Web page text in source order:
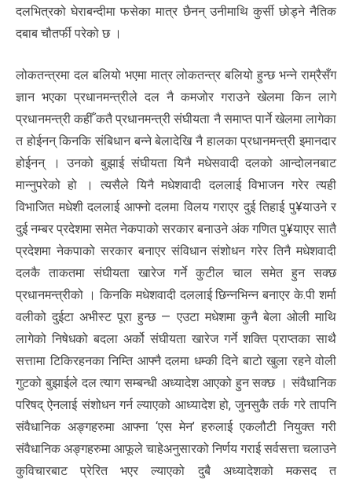
दलभित्रको घेराबन्दीमा फसेका मात्र छैनन् उनीमाथि कुर्सी छोड्ने नैतिक
दबाब चौतर्फी परेको छ ।
लोकतन्त्रमा दल बलियो भएमा मात्र लोकतन्त्र बलियो हुन्छ भन्ने राम्रैसँग
ज्ञान भएका प्रधानमन्त्रीले दल नै कमजोर गराउने खेलमा किन लागे
प्रधानमन्त्री कहीँ कतै प्रधानमन्त्री संघीयता नै समाप्त पार्ने खेलमा लागेका
त होईनन् किनकि संबिधान बन्ने बेलादेखि नै हालका प्रधानमन्त्री इमानदार
होईनन् । उनको बुझाई संघीयता यिनै मधेसवादी दलको आन्दोलनबाट
मान्नुपरेको हो । त्यसैले यिनै मधेशवादी दललाई विभाजन गरेर त्यही
विभाजित मधेशी दललाई आफ्नो दलमा विलय गराएर दुई तिहाई पु¥याउने र
दुई नम्बर प्रदेशमा समेत नेकपाको सरकार बनाउने अंक गणित पु¥याएर सातै
प्रदेशमा नेकपाको सरकार बनाएर संविधान संशोधन गरेर तिनै मधेशवादी
दलकै ताकतमा संघीयता खारेज गर्ने कुटील चाल समेत हुन सक्छ
प्रधानमन्त्रीको । किनकि मधेशवादी दललाई छिन्नभिन्न बनाएर के.पी शर्मा
वलीको दुईटा अभीस्ट पूरा हुन्छ — एउटा मधेशमा कुनै बेला ओली माथि
लागेको निषेधको बदला अर्को संघीयता खारेज गर्ने शक्ति प्राप्तका साथै
सत्तामा टिकिरहनका निम्ति आफ्नै दलमा धम्की दिने बाटो खुला रहने वोली
गुटको बुझाईले दल त्याग सम्बन्धी अध्यादेश आएको हुन सक्छ । संवैधानिक
परिषद् ऐनलाई संशोधन गर्न ल्याएको आध्यादेश हो, जुनसुकै तर्क गरे तापनि
संवैधानिक अङ्गहरुमा आफ्ना ‘एस मेन’ हरुलाई एकलौटी नियुक्त गरी
संवैधानिक अङ्गहरुमा आफूले चाहेअनुसारको निर्णय गराई सर्वसत्ता चलाउने
कुविचारबाट प्रेरित भएर ल्याएको दुबै अध्यादेशको मकसद त